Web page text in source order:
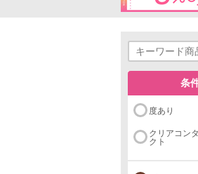
条
度あり
クリアコンタ
クト